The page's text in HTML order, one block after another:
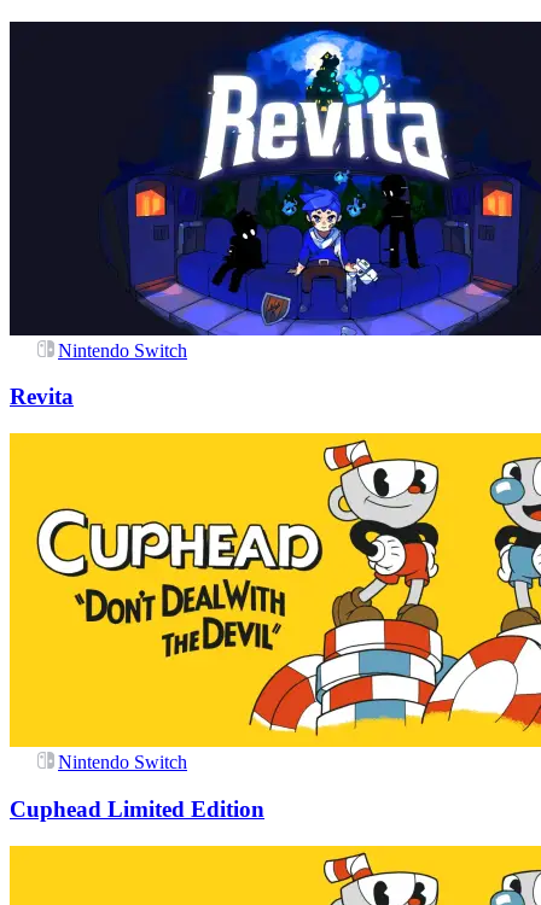
Nintendo Switch
Revita
Nintendo Switch
Cuphead Limited Edition